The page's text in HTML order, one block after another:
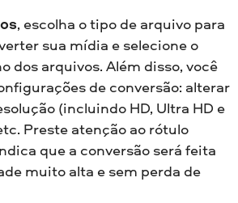
, escolha o tipo de arquivo para
sua mídia e selecione o
dos arquivos. Além disso, você
de conversão: alterar
(incluindo HD, Ultra HD e
Preste atenção ao rótulo
que a conversão será feita
muito alta e sem perda de